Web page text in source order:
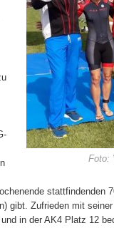
Foto:
stattfindenden
gibt. Zufrieden mit
in der AK4 Platz 12